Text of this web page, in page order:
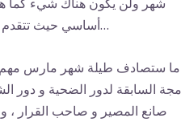
أساسي حيث تتقدم بعدها في العملية الكونية بتسارع رهيب…
ما ستصادف طيلة شهر مارس
السابقة لدور الضحية و دور
صانع المصير و صاحب القرار ،